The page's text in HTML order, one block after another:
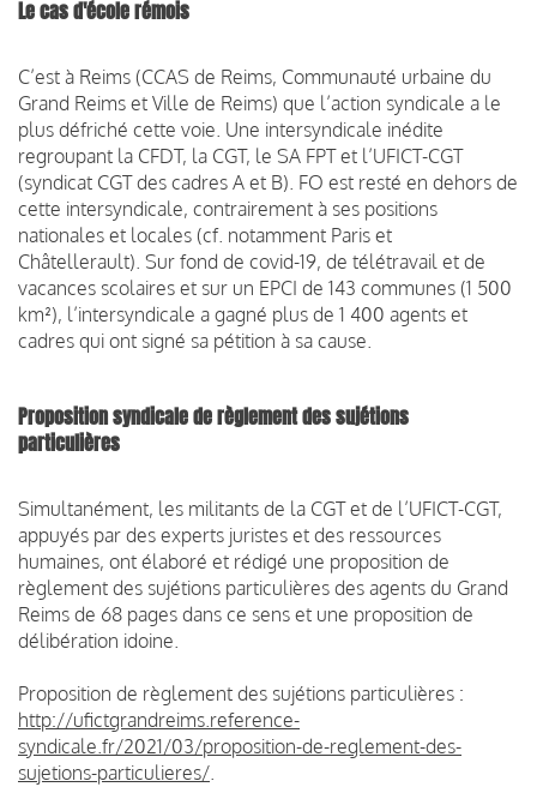
Le cas d'école rémois
C’est à Reims (CCAS de Reims, Communauté urbaine du
Grand Reims et Ville de Reims) que l’action syndicale a le
plus défriché cette voie. Une intersyndicale inédite
regroupant la CFDT, la CGT, le SA FPT et l’UFICT-CGT
(syndicat CGT des cadres A et B). FO est resté en dehors de
cette intersyndicale, contrairement à ses positions
nationales et locales (cf. notamment Paris et
Châtellerault). Sur fond de covid-19, de télétravail et de
vacances scolaires et sur un EPCI de 143 communes (1 500
km²), l’intersyndicale a gagné plus de 1 400 agents et
cadres qui ont signé sa pétition à sa cause.
Proposition syndicale de règlement des sujétions
particulières
Simultanément, les militants de la CGT et de l’UFICT-CGT,
appuyés par des experts juristes et des ressources
humaines, ont élaboré et rédigé une proposition de
règlement des sujétions particulières des agents du Grand
Reims de 68 pages dans ce sens et une proposition de
délibération idoine.
Proposition de règlement des sujétions particulières :
http://ufictgrandreims.reference-
syndicale.fr/2021/03/proposition-de-reglement-des-
sujetions-particulieres/